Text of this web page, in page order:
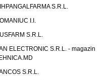
S.R.L.
I.I.
S.R.L.
ELECTRONIC S.R.L. - magazin
S.R.L.